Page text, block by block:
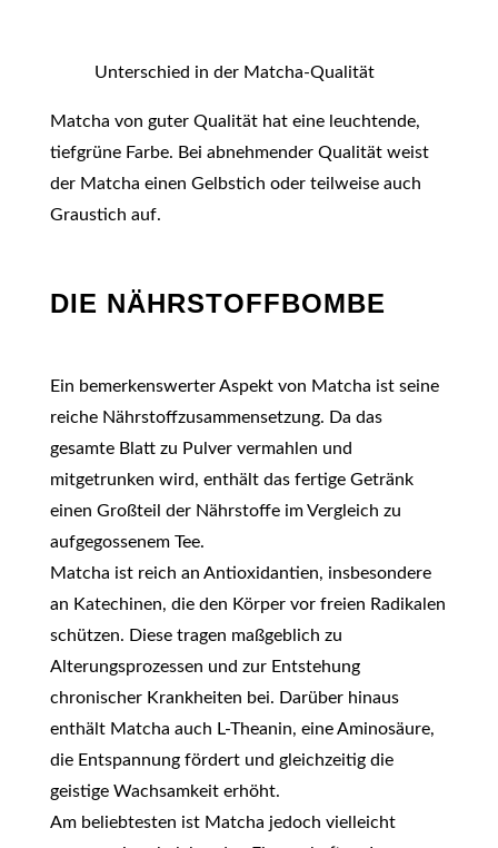
Unterschied in der Matcha-Qualität
Matcha von guter Qualität hat eine leuchtende,
tiefgrüne Farbe. Bei abnehmender Qualität weist
der Matcha einen Gelbstich oder teilweise auch
Graustich auf.
DIE NÄHRSTOFFBOMBE
Ein bemerkenswerter Aspekt von Matcha ist seine
reiche Nährstoffzusammensetzung. Da das
gesamte Blatt zu Pulver vermahlen und
mitgetrunken wird, enthält das fertige Getränk
einen Großteil der Nährstoffe im Vergleich zu
aufgegossenem Tee.
Matcha ist reich an Antioxidantien, insbesondere
an Katechinen, die den Körper vor freien Radikalen
schützen. Diese tragen maßgeblich zu
Alterungsprozessen und zur Entstehung
chronischer Krankheiten bei. Darüber hinaus
enthält Matcha auch L-Theanin, eine Aminosäure,
die Entspannung fördert und gleichzeitig die
geistige Wachsamkeit erhöht.
Am beliebtesten ist Matcha jedoch vielleicht